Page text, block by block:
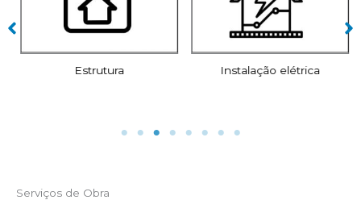
Estrutura Instalação elétrica
Serviços de Obra